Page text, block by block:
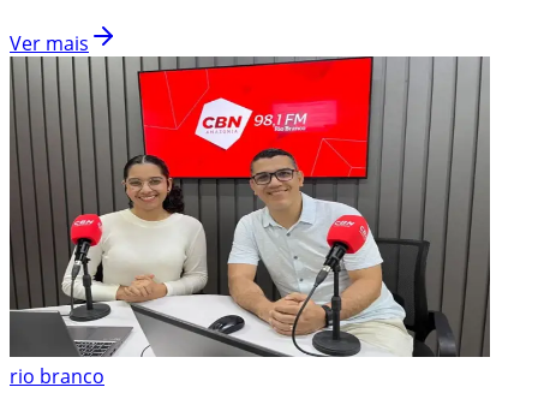
Ver mais
rio branco